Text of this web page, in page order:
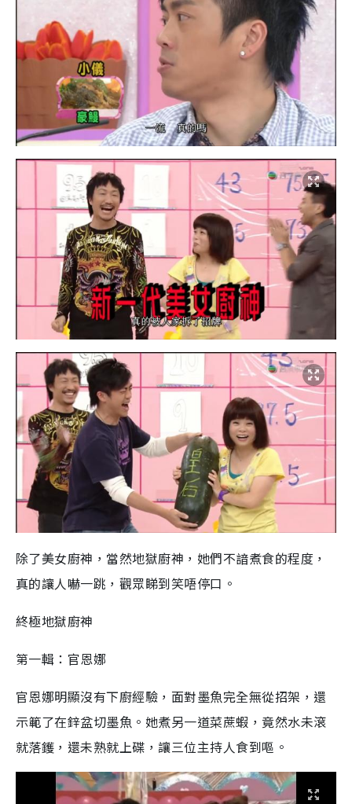
除了美女廚神，當然地獄廚神，她們不諳煮食的程度，
真的讓人嚇一跳，觀眾睇到笑唔停口。
終極地獄廚神
第一輯：官恩娜
官恩娜明顯沒有下廚經驗，面對墨魚完全無從招架，還
示範了在鋅盆切墨魚。她煮另一道菜蔗蝦，竟然水未滾
就落鑊，還未熟就上碟，讓三位主持人食到嘔。